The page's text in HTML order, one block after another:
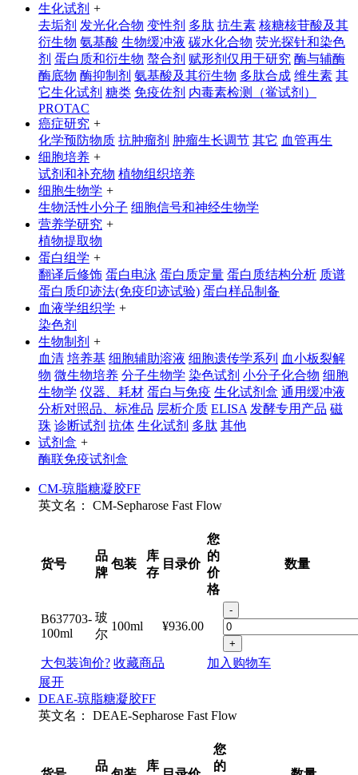
生化试剂 +
去垢剂 发光化合物 变性剂 多肽 抗生素 核糖核苷酸及其
衍生物 氨基酸 生物缓冲液 碳水化合物 荧光探针和染色
剂 蛋白质和衍生物 螯合剂 赋形剂仅用于研究 酶与辅酶
酶底物 酶抑制剂 氨基酸及其衍生物 多肽合成 维生素 其
它生化试剂 糖类 免疫佐剂 内毒素检测（鲎试剂）
PROTAC
癌症研究 +
化学预防物质 抗肿瘤剂 肿瘤生长调节 其它 血管再生
细胞培养 +
试剂和补充物 植物组织培养
细胞生物学 +
生物活性小分子 细胞信号和神经生物学
营养学研究 +
植物提取物
蛋白组学 +
翻译后修饰 蛋白电泳 蛋白质定量 蛋白质结构分析 质谱
蛋白质印迹法(免疫印迹试验) 蛋白样品制备
血液学组织学 +
染色剂
生物制剂 +
血清 培养基 细胞辅助溶液 细胞遗传学系列 血小板裂解
物 微生物培养 分子生物学 染色试剂 小分子化合物 细胞
生物学 仪器、耗材 蛋白与免疫 生化试剂盒 通用缓冲液
分析对照品、标准品 层析介质 ELISA 发酵专用产品 磁
珠 诊断试剂 抗体 生化试剂 多肽 其他
试剂盒 +
酶联免疫试剂盒
CM-琼脂糖凝胶FF
英文名：
CM-Sepharose Fast Flow
货号
品
牌
包装
库
存
目录价
您
的
价
格
数量
B637703-
100ml
玻
尔
100ml ¥936.00
-
+
大包装询价? 收藏商品
加入购物车
展开
DEAE-琼脂糖凝胶FF
英文名：
DEAE-Sepharose Fast Flow
品 库
您
的